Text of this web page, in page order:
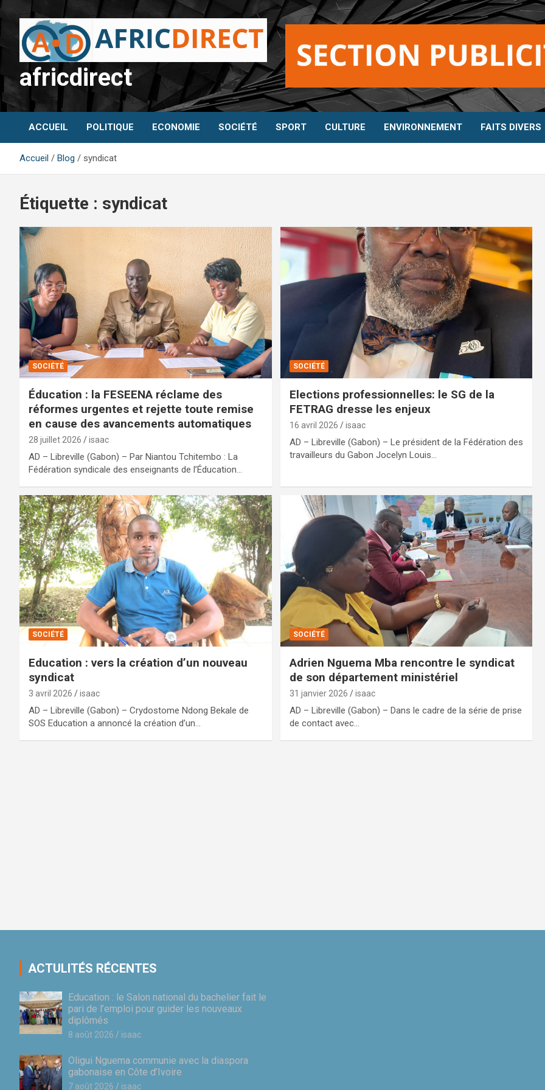
Aller
contenu
africdirect
ACCUEIL POLITIQUE ECONOMIE SOCIÉTÉ SPORT CULTURE ENVIRONNEMENT FAITS DIVERS
Accueil Blog syndicat
Étiquette : syndicat
SOCIÉTÉ
Éducation : la FESEENA réclame des
réformes urgentes et rejette toute remise
en cause des avancements automatiques
28 juillet 2026 isaac
AD – Libreville (Gabon) – Par Niantou Tchitembo : La
Fédération syndicale des enseignants de l’Éducation…
SOCIÉTÉ
Elections professionnelles: le SG de la
FETRAG dresse les enjeux
16 avril 2026 isaac
AD – Libreville (Gabon) – Le président de la Fédération des
travailleurs du Gabon Jocelyn Louis…
SOCIÉTÉ
Education : vers la création d’un nouveau
syndicat
3 avril 2026 isaac
AD – Libreville (Gabon) – Crydostome Ndong Bekale de
SOS Education a annoncé la création d’un…
SOCIÉTÉ
Adrien Nguema Mba rencontre le syndicat
de son département ministériel
31 janvier 2026 isaac
AD – Libreville (Gabon) – Dans le cadre de la série de prise
de contact avec…
ACTULITÉS RÉCENTES
Education : le Salon national du bachelier fait le
pari de l’emploi pour guider les nouveaux
diplômés
8 août 2026 isaac
Oligui Nguema communie avec la diaspora
gabonaise en Côte d’Ivoire
7 août 2026 isaac